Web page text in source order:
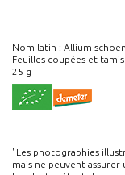
Nom latin : Allium
Feuilles coupées et
25 g
"Les photographies
mais ne peuvent